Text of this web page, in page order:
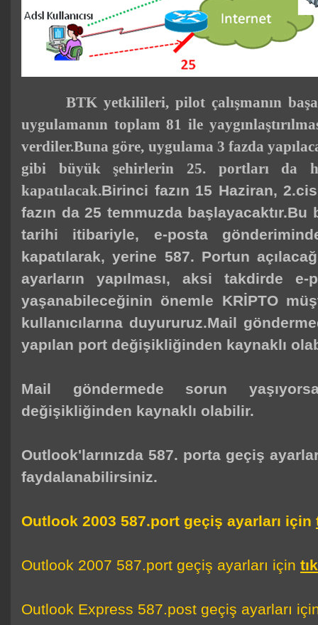
BTK yetkilileri,pilot çalışmanın
uygulamanın toplam 81 ile
verdiler.Buna göre, uygulama 3 fazda
gibi büyük şehirlerin 25. portları da
kapatılacak.Birinci fazın 15 Haziran,
fazın da 25 temmuzda başlayacaktır.Bu
tarihi itibariyle, e-posta
kapatılarak, yerine 587. Portun
ayarların yapılması, aksi takdirde
yaşanabileceğinin önemle KRİPTO
kullanıcılarına duyururuz.Mail
yapılan port değişikliğinden kaynaklı
Mail göndermede sorun
değişikliğinden kaynaklı olabilir.
Outlook'larınızda 587. porta geçiş
faydalanabilirsiniz.
Outlook 2003 587.port geçiş ayarları için
Outlook 2007 587.port geçiş ayarları için
Outlook Express 587.post geçiş ayarları